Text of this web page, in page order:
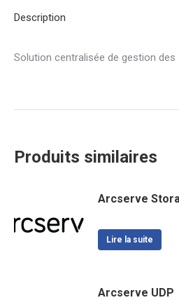
Description
Solution centralisée de gestion des
Produits similaires
Arcserve
Lire la suite
Arcserve UDP